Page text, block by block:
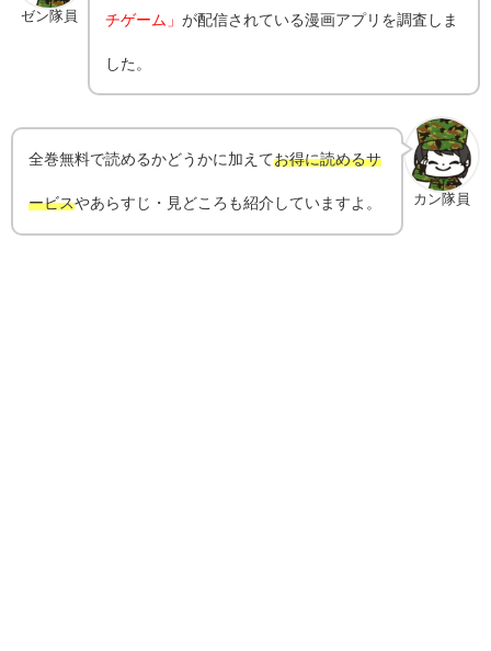
ゼン隊員 チゲーム」が配信されている漫画アプリを調査しま
した。
カン隊員
全巻無料で読めるかどうかに加えてお得に読めるサ
ービスやあらすじ・見どころも紹介していますよ。